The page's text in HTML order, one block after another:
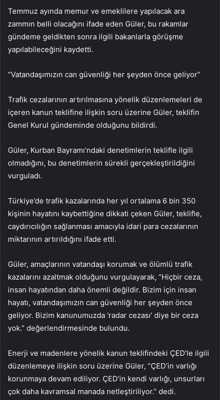
Temmuz ayında memur ve emeklilere yapılacak ara
zammın belli olacağını ifade eden Güler, bu rakamlar
gündeme geldikten sonra ilgili bakanlarla görüşme
yapılabileceğini kaydetti.
“Vatandaşımızın can güvenliği her şeyden önce geliyor”
Trafik cezalarının artırılmasına yönelik düzenlemeleri de
içeren kanun teklifine ilişkin soru üzerine Güler, teklifin
Genel Kurul gündeminde olduğunu bildirdi.
Güler, Kurban Bayramı’ndaki denetimlerin teklifle ilgili
olmadığını, bu denetimlerin sürekli gerçekleştirildiğini
vurguladı.
Türkiye’de trafik kazalarında her yıl ortalama 6 bin 350
kişinin hayatını kaybettiğine dikkati çeken Güler, teklifle,
caydırıcılığın sağlanması amacıyla idari para cezalarının
miktarının artırıldığını ifade etti.
Güler, amaçlarının vatandaşı korumak ve ölümlü trafik
kazalarını azaltmak olduğunu vurgulayarak, “Hiçbir ceza,
insan hayatından daha önemli değildir. Bizim için insan
hayatı, vatandaşımızın can güvenliği her şeyden önce
geliyor. Bizim kanunumuzda ‘radar cezası’ diye bir ceza
yok.” değerlendirmesinde bulundu.
Enerji ve madenlere yönelik kanun teklifindeki ÇED’le ilgili
düzenlemeye ilişkin soru üzerine Güler, “ÇED’in varlığı
korunmaya devam ediliyor. ÇED’in kendi varlığı, unsurları
çok daha kavramsal manada netleştiriliyor.” dedi.